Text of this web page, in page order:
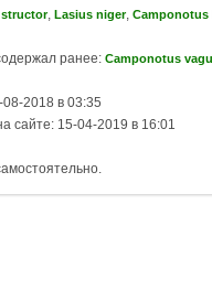
structor, Lasius niger, Camponotus
ранее: Camponotus
2018 в 03:35
сайте: 15-04-2019 в 16:01